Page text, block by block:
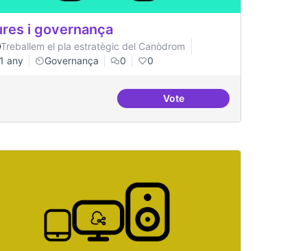
i governança
Treballem el pla estratègic del Canòdrom
1 any
Governança 0 0
VoteCures i governança